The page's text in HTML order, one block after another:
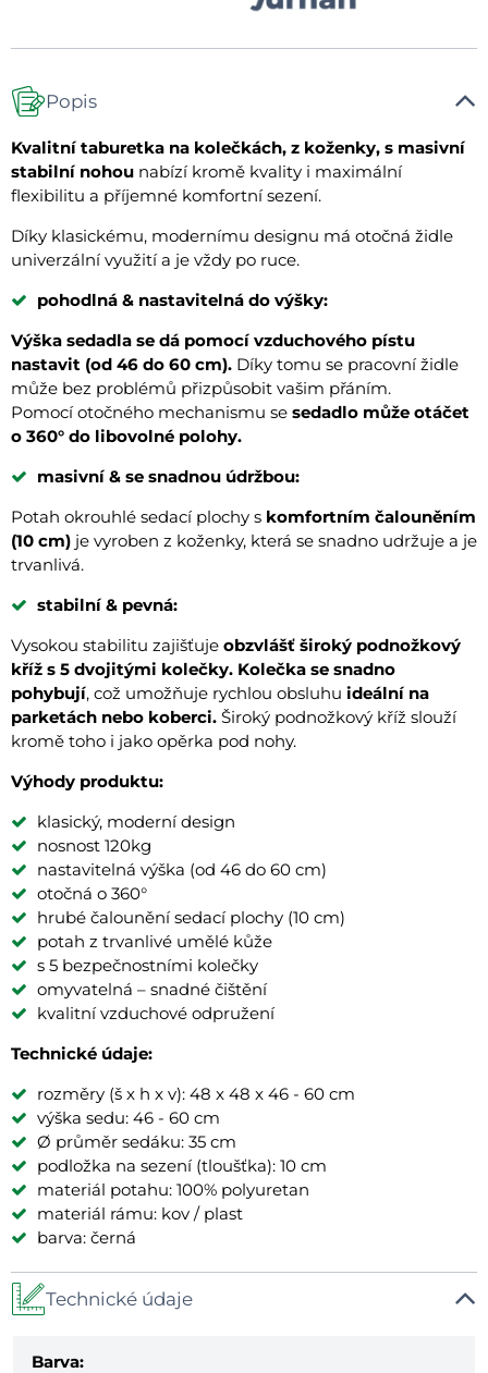
Popis
Kvalitní taburetka na kolečkách, z koženky, s masivní
stabilní nohou nabízí kromě kvality i maximální
flexibilitu a příjemné komfortní sezení.
Díky klasickému, modernímu designu má otočná židle
univerzální využití a je vždy po ruce.
pohodlná & nastavitelná do výšky:
Výška sedadla se dá pomocí vzduchového pístu
nastavit (od 46 do 60 cm). Díky tomu se pracovní židle
může bez problémů přizpůsobit vašim přáním.
Pomocí otočného mechanismu se sedadlo může otáčet
o 360° do libovolné polohy.
masivní & se snadnou údržbou:
Potah okrouhlé sedací plochy s komfortním čalouněním
(10 cm) je vyroben z koženky, která se snadno udržuje a je
trvanlivá.
stabilní & pevná:
Vysokou stabilitu zajišťuje obzvlášť široký podnožkový
kříž s 5 dvojitými kolečky. Kolečka se snadno
pohybují, což umožňuje rychlou obsluhu ideální na
parketách nebo koberci. Široký podnožkový kříž slouží
kromě toho i jako opěrka pod nohy.
Výhody produktu:
klasický, moderní design
nosnost 120kg
nastavitelná výška (od 46 do 60 cm)
otočná o 360°
hrubé čalounění sedací plochy (10 cm)
potah z trvanlivé umělé kůže
s 5 bezpečnostními kolečky
omyvatelná – snadné čištění
kvalitní vzduchové odpružení
Technické údaje:
rozměry (š x h x v): 48 x 48 x 46 - 60 cm
výška sedu: 46 - 60 cm
Ø průměr sedáku: 35 cm
podložka na sezení (tloušťka): 10 cm
materiál potahu: 100% polyuretan
materiál rámu: kov / plast
barva: černá
Technické údaje
Barva: